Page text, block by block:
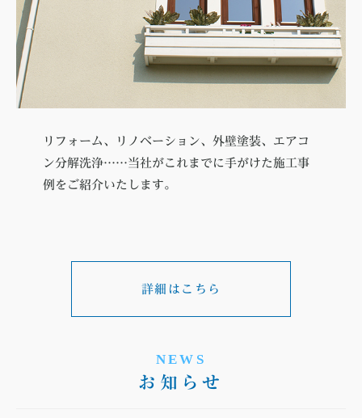
リフォーム、リノベーション、外壁塗装、エアコ
ン分解洗浄……当社がこれまでに手がけた施工事
例をご紹介いたします。
詳細はこちら
NEWS
お知らせ